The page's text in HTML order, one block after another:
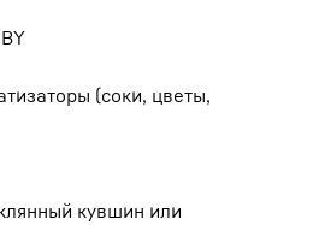
(соки, цветы,
кувшин или